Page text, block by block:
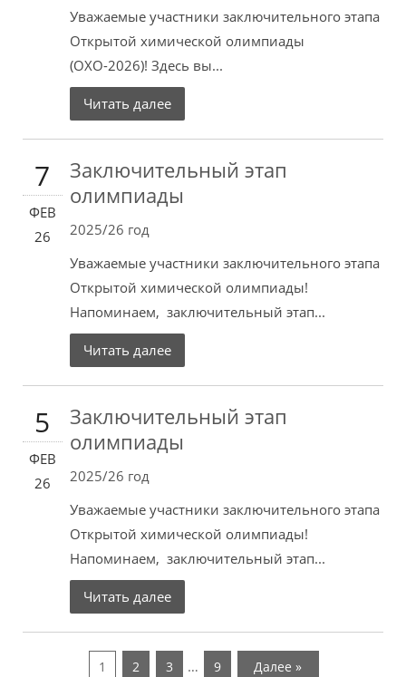
Уважаемые участники заключительного этапа
Открытой химической олимпиады
(ОХО-2026)! Здесь вы...
Читать далее
7
ФЕВ
26
Заключительный этап
олимпиады
2025/26 год
Уважаемые участники заключительного этапа
Открытой химической олимпиады!
Напоминаем, заключительный этап...
Читать далее
5
ФЕВ
26
Заключительный этап
олимпиады
2025/26 год
Уважаемые участники заключительного этапа
Открытой химической олимпиады!
Напоминаем, заключительный этап...
Читать далее
1 2 3 … 9 Далее »